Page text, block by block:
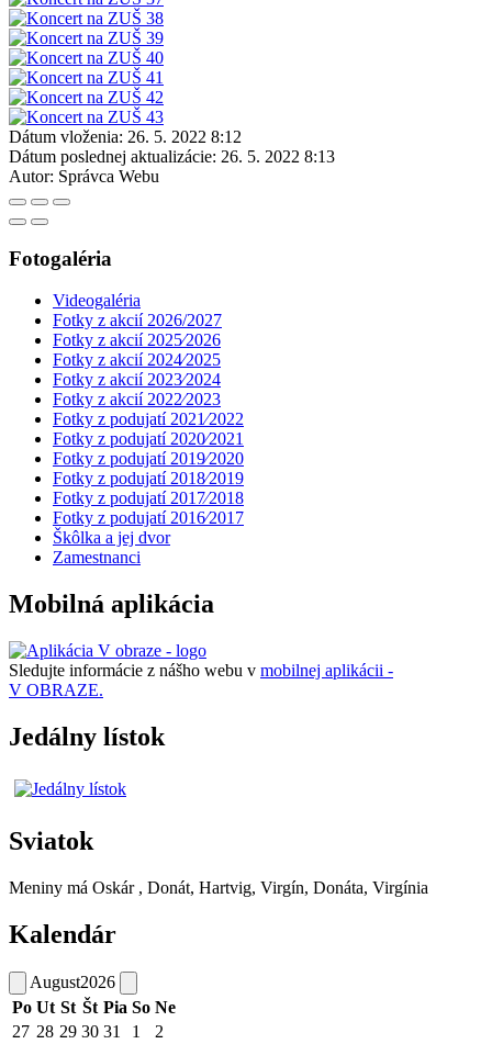
Dátum vloženia: 26. 5. 2022 8:12
Dátum poslednej aktualizácie: 26. 5. 2022 8:13
Autor: Správca Webu
Fotogaléria
Videogaléria
Fotky z akcií 2026/2027
Fotky z akcií 2025⁄2026
Fotky z akcií 2024⁄2025
Fotky z akcií 2023⁄2024
Fotky z akcií 2022⁄2023
Fotky z podujatí 2021⁄2022
Fotky z podujatí 2020⁄2021
Fotky z podujatí 2019⁄2020
Fotky z podujatí 2018⁄2019
Fotky z podujatí 2017⁄2018
Fotky z podujatí 2016⁄2017
Škôlka a jej dvor
Zamestnanci
Mobilná aplikácia
Sledujte informácie z nášho webu v mobilnej aplikácii -
V OBRAZE.
Jedálny lístok
Sviatok
Meniny má Oskár , Donát, Hartvig, Virgín, Donáta, Virgínia
Kalendár
August2026
Po Ut St Št Pia So Ne
27 28 29 30 31 1
2